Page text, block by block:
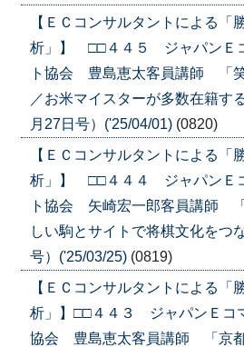
【ＥＣコンサルタントによる「
析」】 □□４４５ ジャパンＥ
ト協会 豊島恵太客員講師 「笑
／お米マイスターが多数在籍す
月27日号）('25/04/01) (0820)
【ＥＣコンサルタントによる「
析」】 □□４４４ ジャパンＥ
ト協会 矢崎宏一郎客員講師
しい駒とサイトで将棋文化をつ
号）('25/03/25) (0819)
【ＥＣコンサルタントによる「
析」】□□４４３ ジャパンＥコ
協会 豊島恵太客員講師 「京都